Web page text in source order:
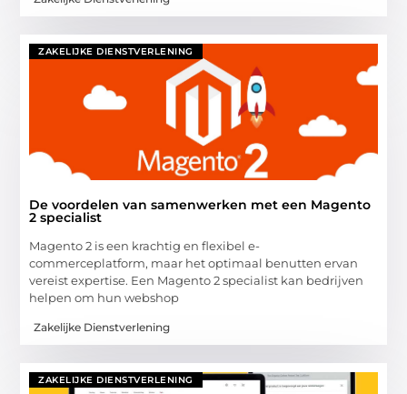
ZAKELIJKE DIENSTVERLENING
De voordelen van samenwerken met een Magento
2 specialist
Magento 2 is een krachtig en flexibel e-
commerceplatform, maar het optimaal benutten ervan
vereist expertise. Een Magento 2 specialist kan bedrijven
helpen om hun webshop
Zakelijke Dienstverlening
ZAKELIJKE DIENSTVERLENING